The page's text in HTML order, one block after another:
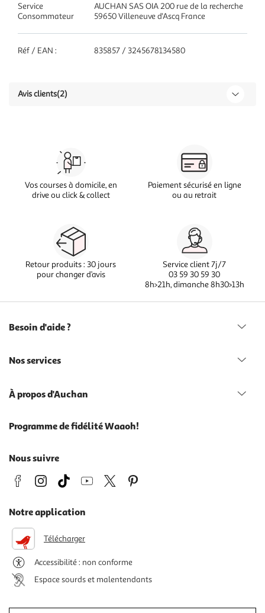
Service
Consommateur
AUCHAN SAS OIA 200 rue de la recherche
59650 Villeneuve d'Ascq France
Réf / EAN : 835857 / 3245678134580
Avis clients(2)
Vos courses à domicile, en
drive ou click & collect
Paiement sécurisé en ligne
ou au retrait
Retour produits : 30 jours
pour changer d’avis
Service client 7j/7
03 59 30 59 30
8h>21h, dimanche 8h30>13h
Besoin d'aide ?
Nos services
À propos d'Auchan
Programme de fidélité Waaoh!
Nous suivre
Notre application
Télécharger
Accessibilité : non conforme
Espace sourds et malentendants